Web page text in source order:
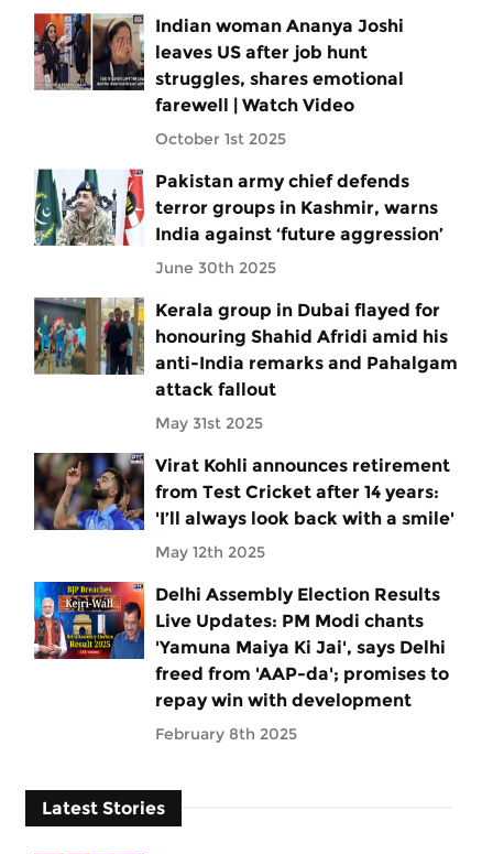
Indian woman Ananya Joshi
leaves US after job hunt
struggles, shares emotional
farewell | Watch Video
October 1st 2025
Pakistan army chief defends
terror groups in Kashmir, warns
India against ‘future aggression’
June 30th 2025
Kerala group in Dubai flayed for
honouring Shahid Afridi amid his
anti-India remarks and Pahalgam
attack fallout
May 31st 2025
Virat Kohli announces retirement
from Test Cricket after 14 years:
'I’ll always look back with a smile'
May 12th 2025
Delhi Assembly Election Results
Live Updates: PM Modi chants
'Yamuna Maiya Ki Jai', says Delhi
freed from 'AAP-da'; promises to
repay win with development
February 8th 2025
Latest Stories